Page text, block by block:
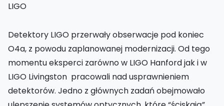
LIGO
Detektory LIGO przerwały obserwacje pod koniec
O4a, z powodu zaplanowanej modernizacji. Od tego
momentu eksperci zarówno w LIGO Hanford jak i w
LIGO Livingston pracowali nad usprawnieniem
detektorów. Jedno z głównych zadań obejmowało